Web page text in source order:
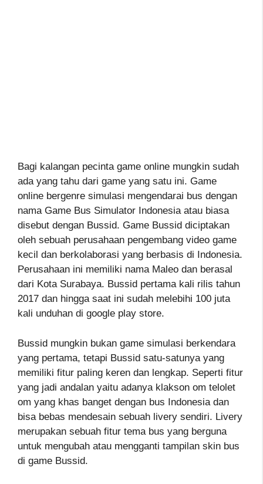
Bagi kalangan pecinta game online mungkin sudah
ada yang tahu dari game yang satu ini. Game
online bergenre simulasi mengendarai bus dengan
nama Game Bus Simulator Indonesia atau biasa
disebut dengan Bussid. Game Bussid diciptakan
oleh sebuah perusahaan pengembang video game
kecil dan berkolaborasi yang berbasis di Indonesia.
Perusahaan ini memiliki nama Maleo dan berasal
dari Kota Surabaya. Bussid pertama kali rilis tahun
2017 dan hingga saat ini sudah melebihi 100 juta
kali unduhan di google play store.
Bussid mungkin bukan game simulasi berkendara
yang pertama, tetapi Bussid satu-satunya yang
memiliki fitur paling keren dan lengkap. Seperti fitur
yang jadi andalan yaitu adanya klakson om telolet
om yang khas banget dengan bus Indonesia dan
bisa bebas mendesain sebuah livery sendiri. Livery
merupakan sebuah fitur tema bus yang berguna
untuk mengubah atau mengganti tampilan skin bus
di game Bussid.